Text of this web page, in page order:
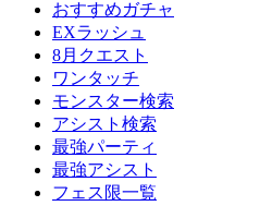
おすすめガチャ
EXラッシュ
8月クエスト
ワンタッチ
モンスター検索
アシスト検索
最強パーティ
最強アシスト
フェス限一覧